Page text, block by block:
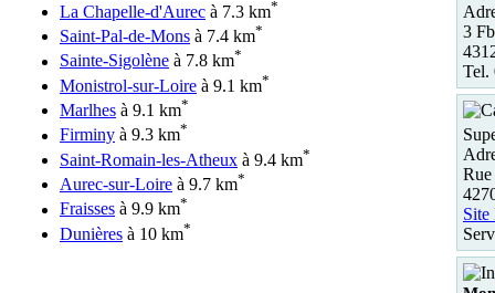
La Chapelle-d'Aurec à 7.3 km*
Saint-Pal-de-Mons à 7.4 km*
Sainte-Sigolène à 7.8 km*
Monistrol-sur-Loire à 9.1 km*
Marlhes à 9.1 km*
Firminy à 9.3 km*
Saint-Romain-les-Atheux à 9.4 km*
Aurec-sur-Loire à 9.7 km*
Fraisses à 9.9 km*
Dunières à 10 km*
3
Tel.
Rue
Site